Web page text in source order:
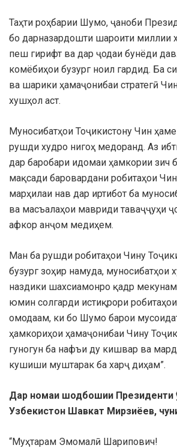
Таҳти роҳбарии Шумо, ҷаноби
бо дарназардошти шароити миллии
пеш гирифт ва дар ҷодаи бунёди
комёбиҳои бузург ноил гардид. Ба
ва шарики ҳамаҷонибаи стратегӣ
хушҳол аст.
Муносибатҳои Тоҷикистону Чин
рушди худро нигоҳ медоранд. Аз
дар баробари идомаи ҳамкории зич
мақсади баровардани робитаҳои
марҳилаи нав дар иртибот ба
ва масъалаҳои мавриди таваҷҷуҳи
афкор анҷом медиҳем.
Ман ба рушди робитаҳои Чину
бузург зоҳир намуда, муносибатҳои
наздики шахсиамонро қадр
юмин солгарди истиқрори
омодаам, ки бо Шумо барои
ҳамкориҳои ҳамаҷонибаи Чину
гуногун ба нафъи ду кишвар ва
кушиши муштарак ба харҷ диҳам”.
Дар номаи шодбошии Президенти
Узбекистон Шавкат Мирзиёев,
“Муҳтарам Эмомалӣ Шарипович!